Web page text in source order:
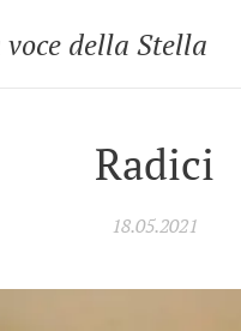
voce della Stella
Radici
18.05.2021